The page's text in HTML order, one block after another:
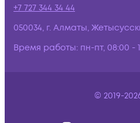
+7 727 344 34 44
050034, г. Алматы,
Время работы: пн-пт, 08:00 -
© 2019-